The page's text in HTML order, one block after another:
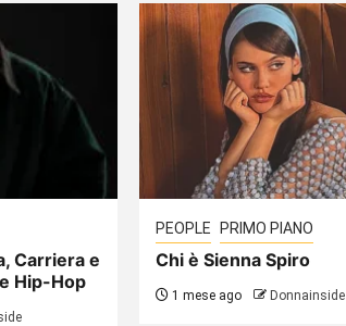
Carriera e
Hip-Hop
PEOPLE PRIMO PIANO
Chi è Sienna Spiro
1 mese ago Donnainside